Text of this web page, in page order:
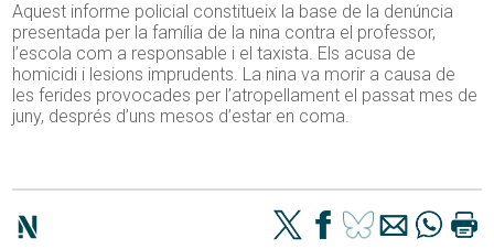
Aquest informe policial constitueix la base de la denúncia
presentada per la família de la nina contra el professor,
l’escola com a responsable i el taxista. Els acusa de
homicidi i lesions imprudents. La nina va morir a causa de
les ferides provocades per l’atropellament el passat mes de
juny, després d’uns mesos d’estar en coma.